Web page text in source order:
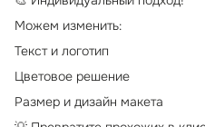
Можем изменить:
Текст и логотип
Цветовое решение
Размер и дизайн макета